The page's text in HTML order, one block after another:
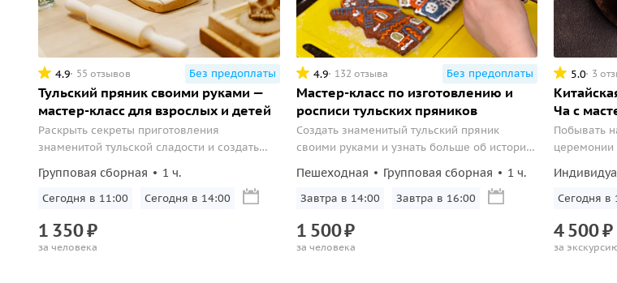
4.9 55 отзывов Без предоплаты
Тульский пряник своими руками —
мастер-класс для взрослых и детей
Раскрыть секреты приготовления
знаменитой тульской сладости и создать
Групповая сборная 1 ч.
Сегодня в 11:00 Сегодня в 14:00
1 350₽
за человека
4.9 132 отзыва Без предоплаты
Мастер-класс по изготовлению и
росписи тульских пряников
Создать знаменитый тульский пряник
своими руками и узнать больше об истории
Пешеходная Групповая сборная 1 ч.
Завтра в 14:00 Завтра в 16:00
1 500₽
за человека
5.0 3
Ча с
Побывать
церемонии
Сегодня в
4500₽
за